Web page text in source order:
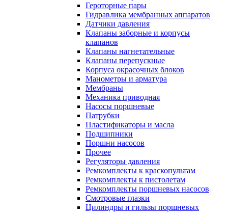
Героторные пары
Гидравлика мембранных аппаратов
Датчики давления
Клапаны заборные и корпусы
клапанов
Клапаны нагнетательные
Клапаны перепускные
Корпуса окрасочных блоков
Манометры и арматура
Мембраны
Механика приводная
Насосы поршневые
Патрубки
Пластификаторы и масла
Подшипники
Поршни насосов
Прочее
Регуляторы давления
Ремкомплекты к краскопультам
Ремкомплекты к пистолетам
Ремкомплекты поршневых насосов
Смотровые глазки
Цилиндры и гильзы поршневых